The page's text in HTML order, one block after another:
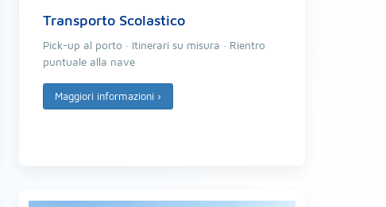
Transporto Scolastico
Pick-up al porto · Itinerari su misura · Rientro
puntuale alla nave
Maggiori informazioni ›